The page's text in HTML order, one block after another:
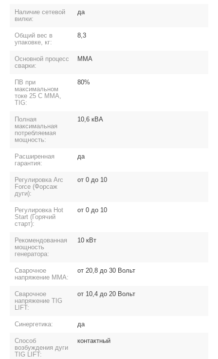
Наличие сетевой
вилки:
да
Общий вес в
упаковке, кг:
8,3
Основной процесс
сварки:
MMA
ПВ при
максимальном
токе 25 C ММА,
TIG:
80%
Полная
максимальная
потребляемая
мощность:
10,6 кВА
Расширенная
гарантия:
да
Регулировка Arc
Force (Форсаж
дуги):
от 0 до 10
Регулировка Hot
Start (Горячий
старт):
от 0 до 10
Рекомендованная
мощность
генератора:
10 кВт
Сварочное
напряжение MMA:
от 20,8 до 30 Вольт
Сварочное
напряжение TIG
LIFT:
от 10,4 до 20 Вольт
Синергетика: да
Способ
возбуждения дуги
TIG LIFT:
контактный